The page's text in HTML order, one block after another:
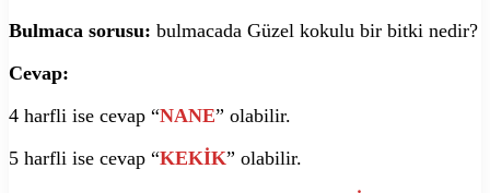
Bulmaca sorusu: bulmacada Güzel kokulu bir bitki nedir?
Cevap:
4 harfli ise cevap “NANE” olabilir.
5 harfli ise cevap “KEKİK” olabilir.